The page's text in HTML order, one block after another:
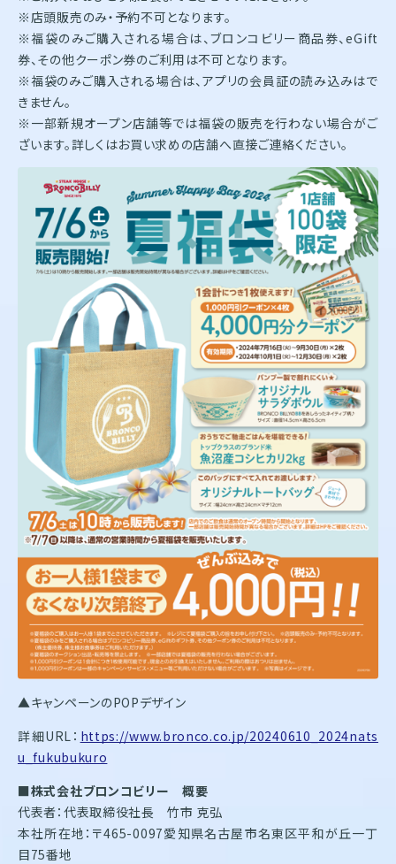
※店頭販売のみ・予約不可となります。
※福袋のみご購入される場合は、ブロンコビリー商品券、eGift
券、その他クーポン券のご利用は不可となります。
※福袋のみご購入される場合は、アプリの会員証の読み込みはで
きません。
※一部新規オープン店舗等では福袋の販売を行わない場合がご
ざいます。詳しくはお買い求めの店舗へ直接ご連絡ください。
▲キャンペーンのPOPデザイン
詳細URL： https://www.bronco.co.jp/20240610_2024nats
u_fukubukuro
■株式会社ブロンコビリー 概要
代表者：代表取締役社長 竹市 克弘
本社所在地：〒465-0097愛知県名古屋市名東区平和が丘一丁
目75番地